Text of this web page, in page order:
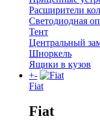
Расширители
Светодиодная
Тент
Центральный
Шноркель
Ящики в кузов
+-
Fiat
Fiat